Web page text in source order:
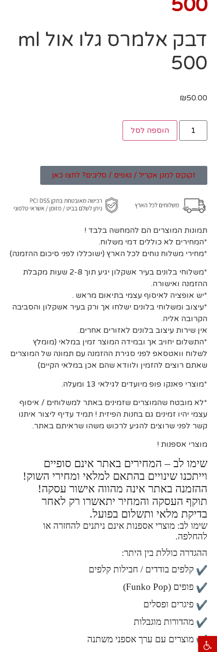
500
דבק אלמרס גלו אול ml
500
₪50.00
הוספה לסל
זקוקים למגן אקריל / טופים / סליבים? לחצו כאן
תמונות המוצרים הם להמחשה בלבד !
*המחירים לא כוללים דמי משלוח.
*מחירי משלוח נוחים לכל הארץ (ישוכללו לפני סיכום ההזמנה)
*משלוחי בלונים בעיר אשקלון יגיע תוך 2-8 שעות מקבלת
ההזמנה ואישורה.
*יש אופציה לאיסוף עצמי בתיאום מראש .
*עיצוב ומשלוחי בלונים ישלחו אך ורק בעיר אשקלון והסביבה
הקרובה אליה.
אין שירות עיצוב בלונים לאזורים אחרים.
*התשלום יחויב אך ובמידה המוצר זמין במלאי (מומלץ
לשלוח וואטסאפ לפני סגירת ההזמנה עם תמונה של המוצרים
שאתם רוצים להזמין ולוודא שהם אכן במלאי הקיים)
*מוצרי פאנקו פופ מיועדים לגילאי 13 ומעלה.
*לא מובטח שהמוצרים שזמינים באתר למשלוחים / איסוף
עצמי יהיו זמינים גם בחנות הפיזית ! תמיד עדיף ליצור איתנו
קשר לפני שרוצים להגיע לרכוש משהו שראיתם באתר.
מוצרי אספנות !
שימו לב – המחירים באתר אינם סופיים
וייתכנו שינויים בהתאם למלאי ומחירי השוק!
ההזמנה באתר אינה מהווה אישור עסקה!
תוקף העסקה והמחיר יתאשרו רק לאחר
בדיקת מלאי ותשלום בפועל.
שימו לב: מוצרי אספנות אינם ניתנים להחזרה או
להחלפה.
ההגדרה כוללת בין היתר:
קלפים בודדים / חבילות קלפים
פופים (Funko Pop)
פיגרים ופסלים
מהדורות מוגבלות
מוצרים עם ערך אספני משתנה
פתח סרגל נגישות